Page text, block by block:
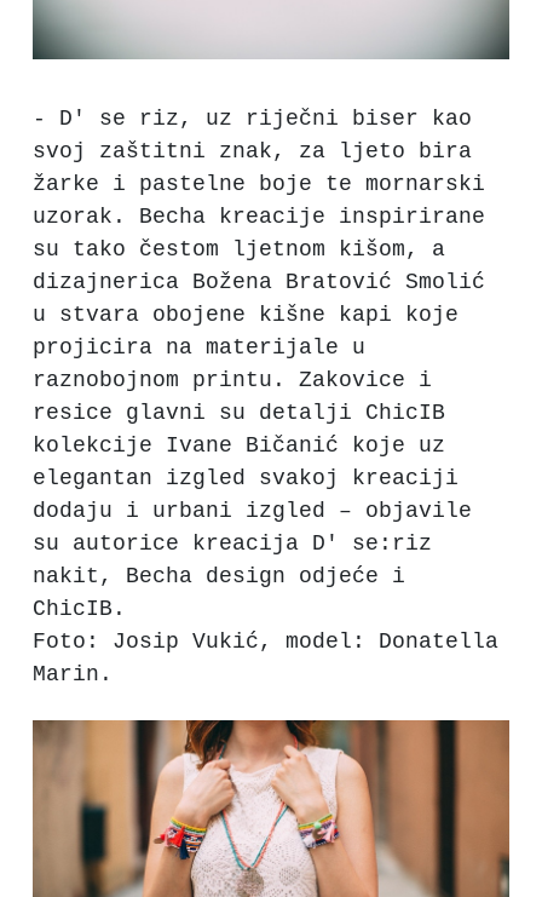
- D' se riz, uz riječni biser kao
svoj zaštitni znak, za ljeto bira
žarke i pastelne boje te mornarski
uzorak. Becha kreacije inspirirane
su tako čestom ljetnom kišom, a
dizajnerica Božena Bratović Smolić
u stvara obojene kišne kapi koje
projicira na materijale u
raznobojnom printu. Zakovice i
resice glavni su detalji ChicIB
kolekcije Ivane Bičanić koje uz
elegantan izgled svakoj kreaciji
dodaju i urbani izgled – objavile
su autorice kreacija D' se:riz
nakit, Becha design odjeće i
ChicIB.
Foto: Josip Vukić, model: Donatella
Marin.